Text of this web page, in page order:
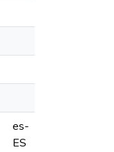
es-
ES